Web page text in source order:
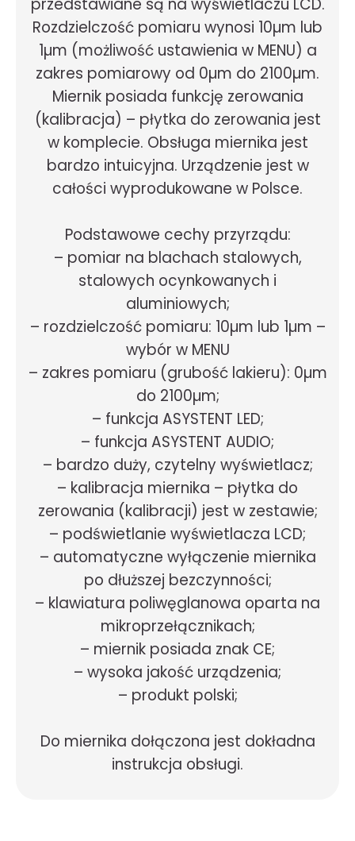
przedstawiane są na wyświetlaczu LCD.
Rozdzielczość pomiaru wynosi 10µm lub
1µm (możliwość ustawienia w MENU) a
zakres pomiarowy od 0µm do 2100µm.
Miernik posiada funkcję zerowania
(kalibracja) – płytka do zerowania jest
w komplecie. Obsługa miernika jest
bardzo intuicyjna. Urządzenie jest w
całości wyprodukowane w Polsce.
Podstawowe cechy przyrządu:
– pomiar na blachach stalowych,
stalowych ocynkowanych i
aluminiowych;
– rozdzielczość pomiaru: 10µm lub 1µm –
wybór w MENU
– zakres pomiaru (grubość lakieru): 0µm
do 2100µm;
– funkcja ASYSTENT LED;
– funkcja ASYSTENT AUDIO;
– bardzo duży, czytelny wyświetlacz;
– kalibracja miernika – płytka do
zerowania (kalibracji) jest w zestawie;
– podświetlanie wyświetlacza LCD;
– automatyczne wyłączenie miernika
po dłuższej bezczynności;
– klawiatura poliwęglanowa oparta na
mikroprzełącznikach;
– miernik posiada znak CE;
– wysoka jakość urządzenia;
– produkt polski;
Do miernika dołączona jest dokładna
instrukcja obsługi.